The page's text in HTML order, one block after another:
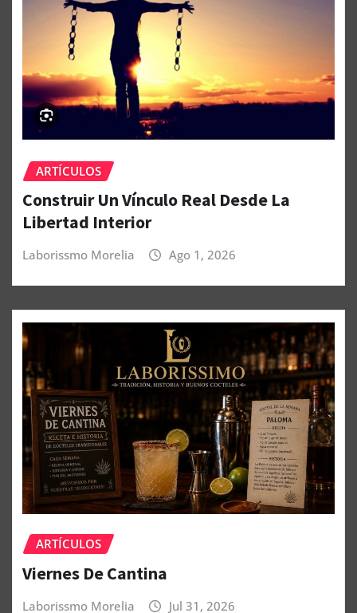
ARTÍCULOS
Construir Un Vínculo Real Desde La
Libertad Interior
Laborissmo Morelia Ago 1, 2026
ARTÍCULOS
Viernes De Cantina
Laborissmo Morelia Jul 31, 2026